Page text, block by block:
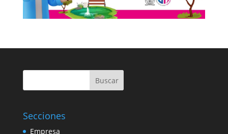
Buscar
Secciones
Empresa